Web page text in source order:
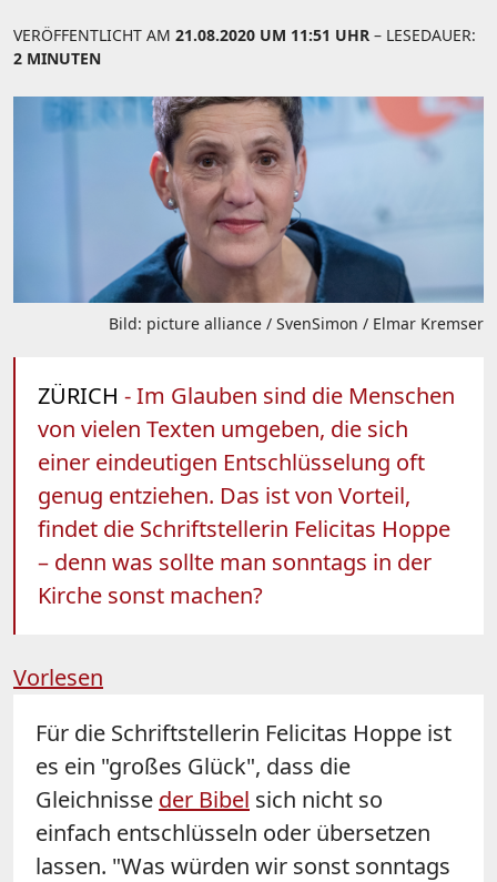
VERÖFFENTLICHT AM 21.08.2020 UM 11:51 UHR – LESEDAUER:
2 MINUTEN
Bild: picture alliance / SvenSimon / Elmar Kremser
ZÜRICH - Im Glauben sind die Menschen
von vielen Texten umgeben, die sich
einer eindeutigen Entschlüsselung oft
genug entziehen. Das ist von Vorteil,
findet die Schriftstellerin Felicitas Hoppe
– denn was sollte man sonntags in der
Kirche sonst machen?
Vorlesen
Für die Schriftstellerin Felicitas Hoppe ist
es ein "großes Glück", dass die
Gleichnisse der Bibel sich nicht so
einfach entschlüsseln oder übersetzen
lassen. "Was würden wir sonst sonntags